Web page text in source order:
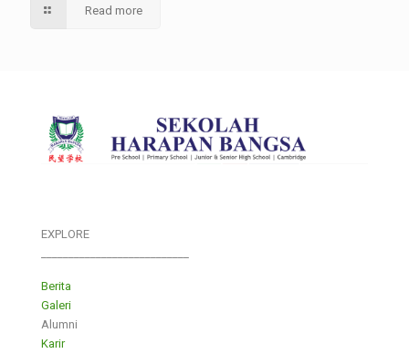
Read more
EXPLORE
Berita
Galeri
Alumni
Karir